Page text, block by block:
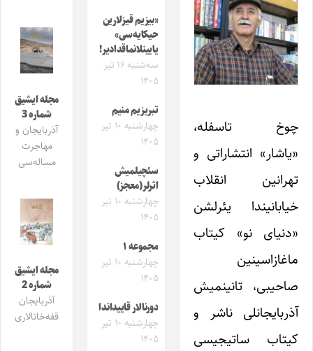
چوخ تاسفله،
«یاشار» انتشاراتی و
تهرانین انقلاب
خیابانیندا یئرلشن
«دنیای نو» کیتاب
ماغازاسینین
صاحیبی، تانینمیش
آذربایجانلی ناشر و
کیتاب ساتیجیسی
«بیزیم قیزلارین
حیکایه‌سی»
یایینلانماقدادیر!
سه‌شنبه ۱۶ تیر
۱۴۰۵
تبریزیم منیم
چهارشنبه ۱۰ تیر
۱۴۰۵
سئچیلمیش
اثرلر(معجز)
چهارشنبه ۱۰ تیر
۱۴۰۵
مجموعه ۱
چهارشنبه ۱۰ تیر
۱۴۰۵
دورنالار قاییداندا
چهارشنبه ۱۰ تیر
۱۴۰۵
مجله ایشیق
شماره 3
آذربایجان و
مهاجرت
مساله‌سی
مجله ایشیق
شماره 2
آذربایجان
قفه‌خانالاری